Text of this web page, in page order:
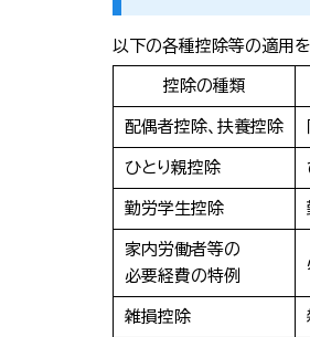
以下の各種控除等の適用
控除の種類
配偶者控除、扶養控除
ひとり親控除
勤労学生控除
家内労働者等の
必要経費の特例
雑損控除